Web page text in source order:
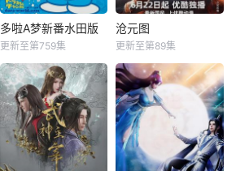
多啦A梦新番水田版
更新至第759集
沧元图
更新至第89集